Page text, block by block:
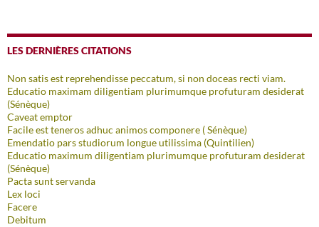
LES DERNIÈRES CITATIONS
Non satis est reprehendisse peccatum, si non doceas recti viam.
Educatio maximam diligentiam plurimumque profuturam desiderat
(Sénèque)
Caveat emptor
Facile est teneros adhuc animos componere ( Sénèque)
Emendatio pars studiorum longue utilissima (Quintilien)
Educatio maximum diligentiam plurimumque profuturam desiderat
(Sénèque)
Pacta sunt servanda
Lex loci
Facere
Debitum